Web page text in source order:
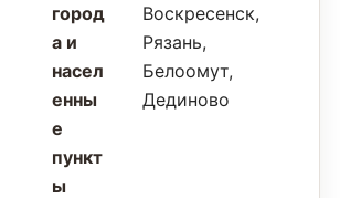
город
а и
насел
енны
е
пункт
ы
Воскресенск,
Рязань,
Белоомут,
Дединово